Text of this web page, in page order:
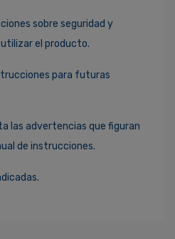
sobre seguridad y
el producto.
para futuras
las advertencias que figuran
de instrucciones.